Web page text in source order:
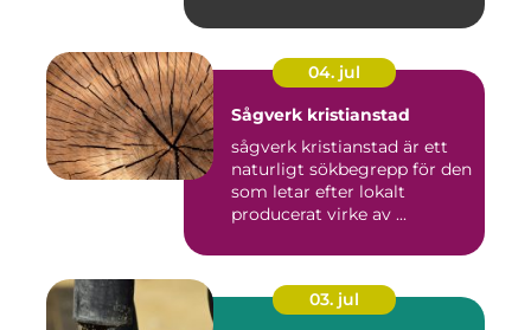
04. jul
Sågverk kristianstad
sågverk kristianstad är ett
naturligt sökbegrepp för den
som letar efter lokalt
producerat virke av ...
03. jul